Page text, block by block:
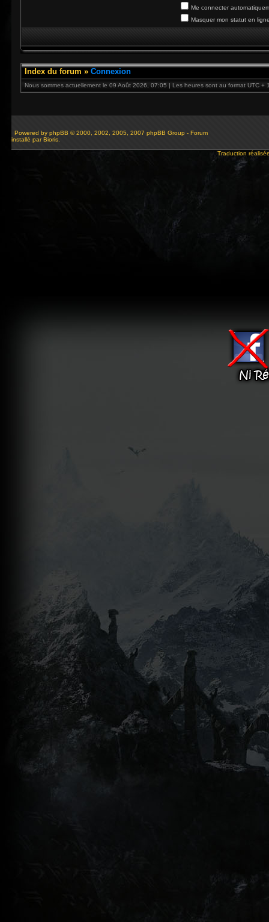
Me connecter
Masquer mon statut en
Index du forum » Connexion
Nous sommes actuellement le 09 Août 2026, 07:05 | Les heures sont au format UTC +
Powered by phpBB © 2000, 2002, 2005, 2007 phpBB Group - Forum
installé par Bioris.
Traduction